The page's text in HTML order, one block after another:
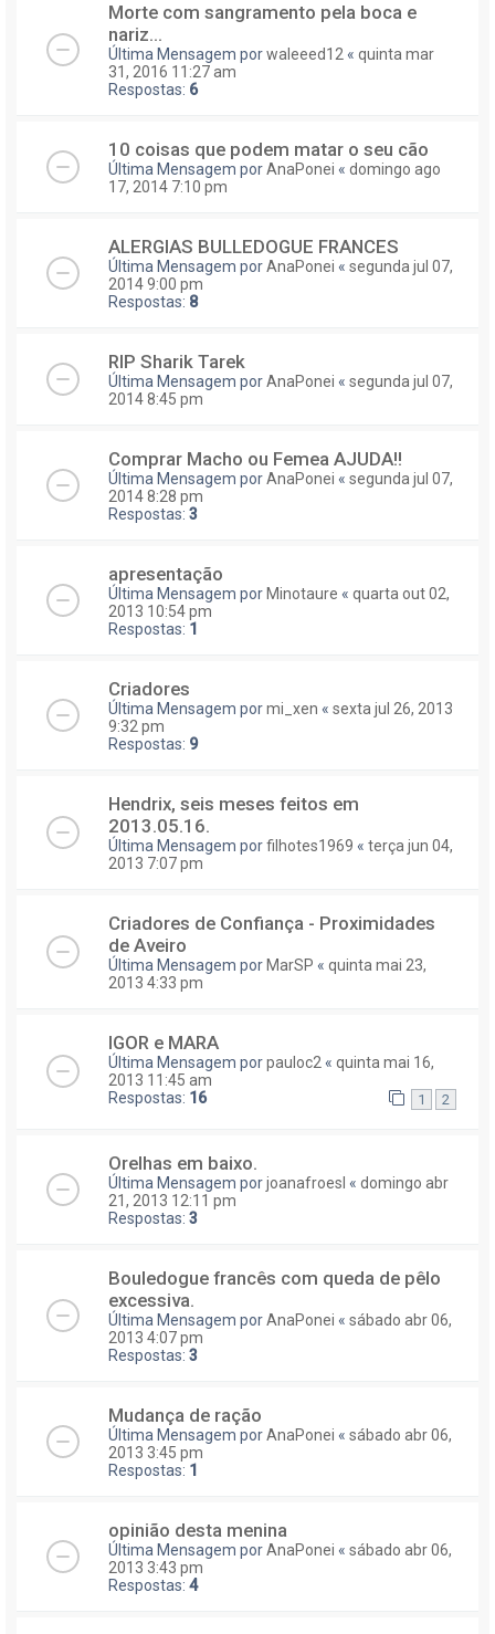
Morte com sangramento pela boca e
nariz...
Última Mensagem porwaleeed12 « quinta mar
31, 2016 11:27 am
Respostas: 6
10 coisas que podem matar o seu cão
Última Mensagem porAnaPonei « domingo ago
17, 2014 7:10 pm
ALERGIAS BULLEDOGUE FRANCES
Última Mensagem porAnaPonei « segunda jul 07,
2014 9:00 pm
Respostas: 8
RIP Sharik Tarek
Última Mensagem porAnaPonei « segunda jul 07,
2014 8:45 pm
Comprar Macho ou Femea AJUDA!!
Última Mensagem porAnaPonei « segunda jul 07,
2014 8:28 pm
Respostas: 3
apresentação
Última Mensagem por Minotaure « quarta out 02,
2013 10:54 pm
Respostas: 1
Criadores
Última Mensagem pormi_xen « sexta jul 26, 2013
9:32 pm
Respostas: 9
Hendrix, seis meses feitos em
2013.05.16.
Última Mensagem porfilhotes1969 « terça jun 04,
2013 7:07 pm
Criadores de Confiança - Proximidades
de Aveiro
Última Mensagem por MarSP « quinta mai 23,
2013 4:33 pm
IGOR e MARA
Última Mensagem porpauloc2 « quinta mai 16,
2013 11:45 am
Respostas: 16 1 2
Orelhas em baixo.
Última Mensagem porjoanafroesl « domingo abr
21, 2013 12:11 pm
Respostas: 3
Bouledogue francês com queda de pêlo
excessiva.
Última Mensagem porAnaPonei « sábado abr 06,
2013 4:07 pm
Respostas: 3
Mudança de ração
Última Mensagem porAnaPonei « sábado abr 06,
2013 3:45 pm
Respostas: 1
opinião desta menina
Última Mensagem porAnaPonei « sábado abr 06,
2013 3:43 pm
Respostas: 4